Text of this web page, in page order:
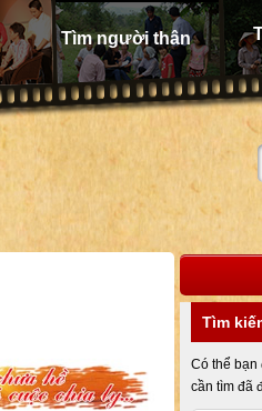
Tìm người thân
Tìm
Có thể
cần tìm đã